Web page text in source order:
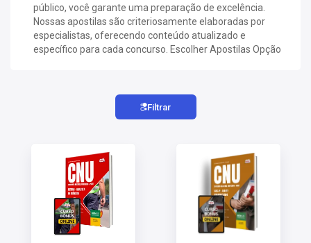
público, você garante uma preparação de excelência.
Nossas apostilas são criteriosamente elaboradas por
especialistas, oferecendo conteúdo atualizado e
específico para cada concurso. Escolher Apostilas Opção
Filtrar